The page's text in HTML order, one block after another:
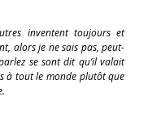
inventent toujours et
alors je ne sais pas, peut-
se sont dit qu’il valait
à tout le monde plutôt que